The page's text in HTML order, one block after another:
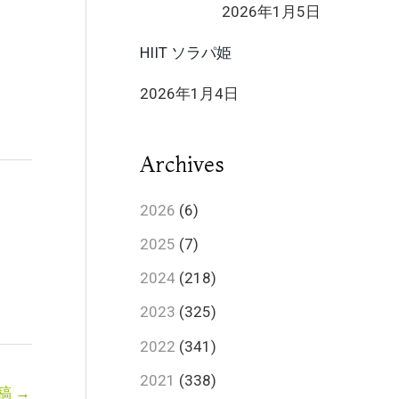
→
2026年1月5日
HIIT ソラパ姫
2026年1月4日
Archives
2026 (6)
2025 (7)
2024 (218)
2023 (325)
2022 (341)
2021 (338)